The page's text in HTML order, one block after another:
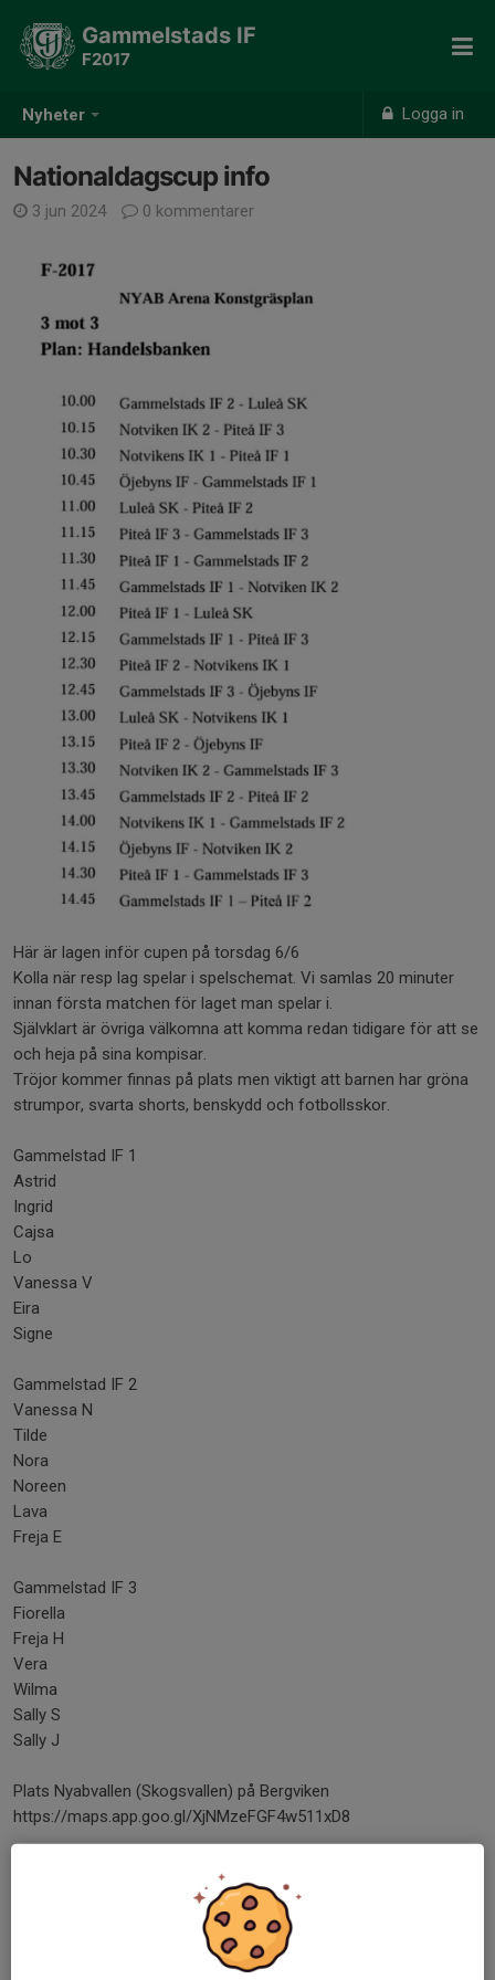
Nyheter Logga in
Gammelstads IF
F2017
Nationaldagscup info
3 jun 2024 0 kommentarer
Här är lagen inför cupen på torsdag 6/6
Kolla när resp lag spelar i spelschemat. Vi samlas 20 minuter
innan första matchen för laget man spelar i.
Självklart är övriga välkomna att komma redan tidigare för att se
och heja på sina kompisar.
Tröjor kommer finnas på plats men viktigt att barnen har gröna
strumpor, svarta shorts, benskydd och fotbollsskor.
Gammelstad IF 1
Astrid
Ingrid
Cajsa
Lo
Vanessa V
Eira
Signe
Gammelstad IF 2
Vanessa N
Tilde
Nora
Noreen
Lava
Freja E
Gammelstad IF 3
Fiorella
Freja H
Vera
Wilma
Sally S
Sally J
Plats Nyabvallen (Skogsvallen) på Bergviken
https://maps.app.goo.gl/XjNMzeFGF4w511xD8
Här är info från ansvariga för cupen:
NYAB Nationaldagscup 2024
Välkomna till en dag i fotbollens tecken